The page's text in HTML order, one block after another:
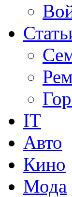
IT
Авто
Кино
Мода